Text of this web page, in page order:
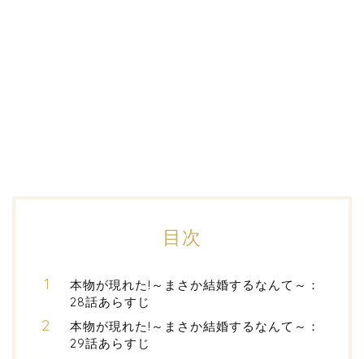
目次
本物が現れた!～まさか結婚するなんて～：
28話あらすじ
本物が現れた!～まさか結婚するなんて～：
29話あらすじ